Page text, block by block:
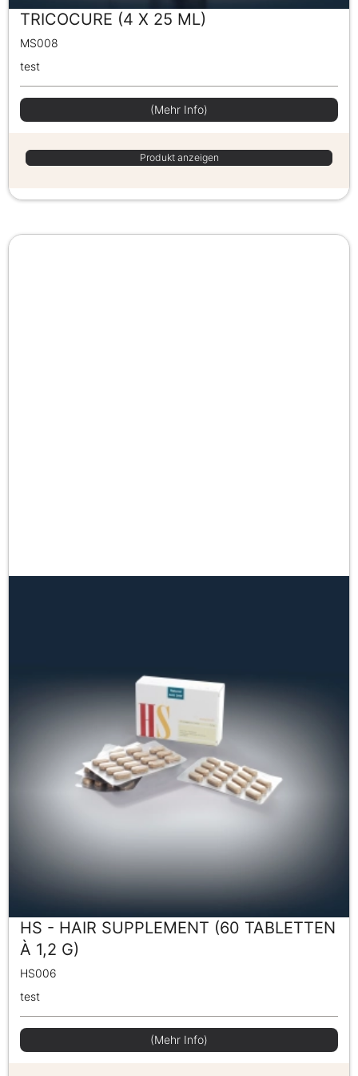
TRICOCURE (4 X 25 ML)
MS008
test
(Mehr Info)
Produkt anzeigen
HS - HAIR SUPPLEMENT (60 TABLETTEN
À 1,2 G)
HS006
test
(Mehr Info)